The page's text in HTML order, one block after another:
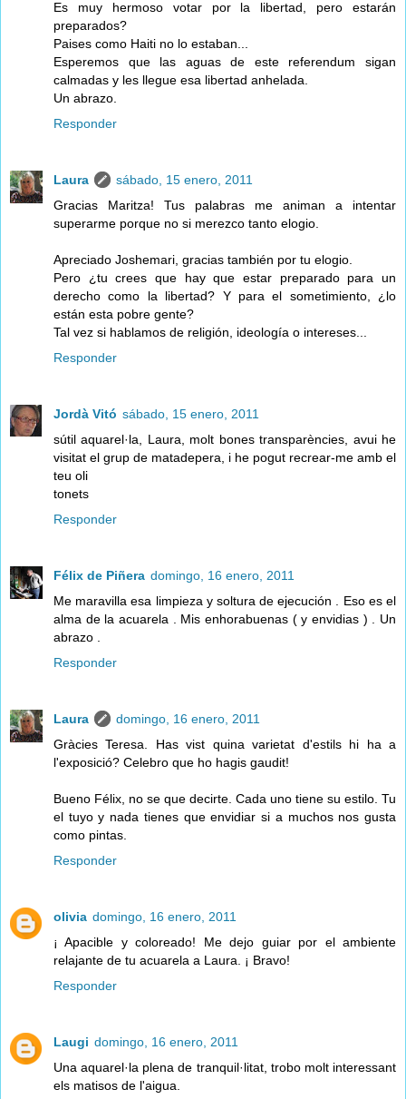
Es muy hermoso votar por la libertad, pero estarán
preparados?
Paises como Haiti no lo estaban...
Esperemos que las aguas de este referendum sigan
calmadas y les llegue esa libertad anhelada.
Un abrazo.
Responder
Laura
sábado, 15 enero, 2011
Gracias Maritza! Tus palabras me animan a intentar
superarme porque no si merezco tanto elogio.
Apreciado Joshemari, gracias también por tu elogio.
Pero ¿tu crees que hay que estar preparado para un
derecho como la libertad? Y para el sometimiento, ¿lo
están esta pobre gente?
Tal vez si hablamos de religión, ideología o intereses...
Responder
Jordà Vitó sábado, 15 enero, 2011
sútil aquarel·la, Laura, molt bones transparències, avui he
visitat el grup de matadepera, i he pogut recrear-me amb el
teu oli
tonets
Responder
Félix de Piñera domingo, 16 enero, 2011
Me maravilla esa limpieza y soltura de ejecución . Eso es el
alma de la acuarela . Mis enhorabuenas ( y envidias ) . Un
abrazo .
Responder
Laura
domingo, 16 enero, 2011
Gràcies Teresa. Has vist quina varietat d'estils hi ha a
l'exposició? Celebro que ho hagis gaudit!
Bueno Félix, no se que decirte. Cada uno tiene su estilo. Tu
el tuyo y nada tienes que envidiar si a muchos nos gusta
como pintas.
Responder
olivia domingo, 16 enero, 2011
¡ Apacible y coloreado! Me dejo guiar por el ambiente
relajante de tu acuarela a Laura. ¡ Bravo!
Responder
Laugi domingo, 16 enero, 2011
Una aquarel·la plena de tranquil·litat, trobo molt interessant
els matisos de l'aigua.